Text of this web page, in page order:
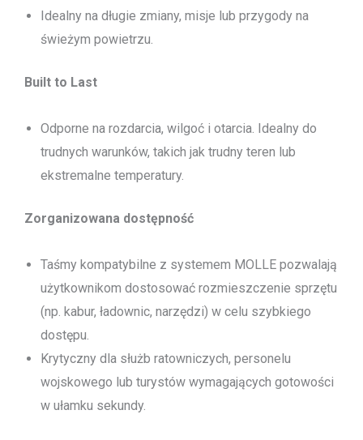
Idealny na długie zmiany, misje lub przygody na
świeżym powietrzu.
Built to Last
Odporne na rozdarcia, wilgoć i otarcia. Idealny do
trudnych warunków, takich jak trudny teren lub
ekstremalne temperatury.
Zorganizowana dostępność
Taśmy kompatybilne z systemem MOLLE pozwalają
użytkownikom dostosować rozmieszczenie sprzętu
(np. kabur, ładownic, narzędzi) w celu szybkiego
dostępu.
Krytyczny dla służb ratowniczych, personelu
wojskowego lub turystów wymagających gotowości
w ułamku sekundy.